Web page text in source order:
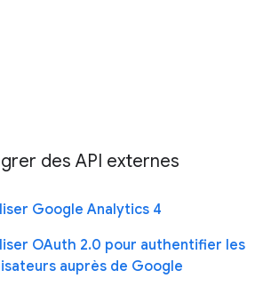
des API externes
Google Analytics 4
OAuth 2.0 pour authentifier les
auprès de Google